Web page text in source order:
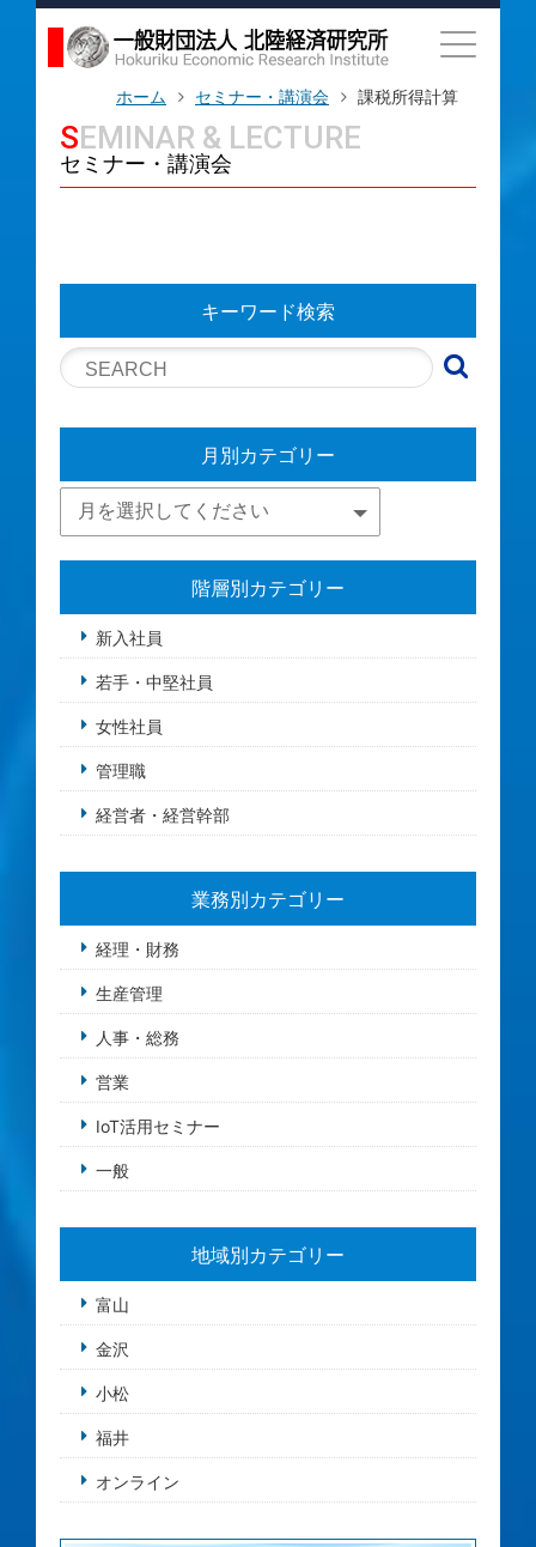
ホーム セミナー・講演会 課税所得計算
SEMINAR & LECTURE
セミナー・講演会
キーワード検索
月別カテゴリー
階層別カテゴリー
新入社員
若手・中堅社員
女性社員
管理職
経営者・経営幹部
業務別カテゴリー
経理・財務
生産管理
人事・総務
営業
IoT活用セミナー
一般
地域別カテゴリー
富山
金沢
小松
福井
オンライン